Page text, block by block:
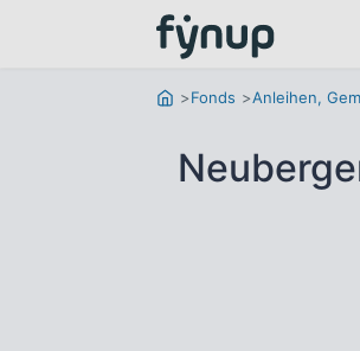
Fonds Anleihen,